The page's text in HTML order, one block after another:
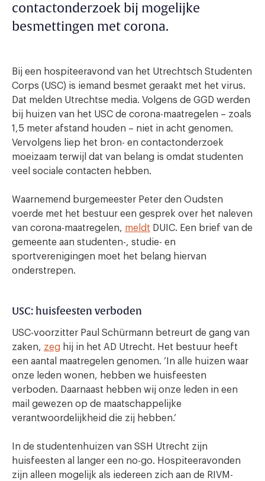
contactonderzoek bij mogelijke
besmettingen met corona.
Bij een hospiteeravond van het Utrechtsch Studenten
Corps (USC) is iemand besmet geraakt met het virus.
Dat melden Utrechtse media. Volgens de GGD werden
bij huizen van het USC de corona-maatregelen – zoals
1,5 meter afstand houden – niet in acht genomen.
Vervolgens liep het bron- en contactonderzoek
moeizaam terwijl dat van belang is omdat studenten
veel sociale contacten hebben.
Waarnemend burgemeester Peter den Oudsten
voerde met het bestuur een gesprek over het naleven
van corona-maatregelen, meldt DUIC. Een brief van de
gemeente aan studenten-, studie- en
sportverenigingen moet het belang hiervan
onderstrepen.
USC: huisfeesten verboden
USC-voorzitter Paul Schürmann betreurt de gang van
zaken, zeg hij in het AD Utrecht. Het bestuur heeft
een aantal maatregelen genomen. ‘In alle huizen waar
onze leden wonen, hebben we huisfeesten
verboden. Daarnaast hebben wij onze leden in een
mail gewezen op de maatschappelijke
verantwoordelijkheid die zij hebben.’
In de studentenhuizen van SSH Utrecht zijn
huisfeesten al langer een no-go. Hospiteeravonden
zijn alleen mogelijk als iedereen zich aan de RIVM-